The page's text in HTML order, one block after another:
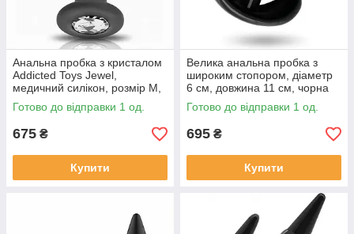
Анальна пробка з кристалом
Addicted Toys Jewel,
медичний силікон, розмір M,
чорна, 10,4 см
Готово до відправки 1 од.
675 ₴
Купити
Велика анальна пробка з
широким стопором, діаметр
6 см, довжина 11 см, чорна
Готово до відправки 1 од.
695 ₴
Купити